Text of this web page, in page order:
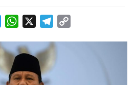
TwitterWhatsApp Telegram